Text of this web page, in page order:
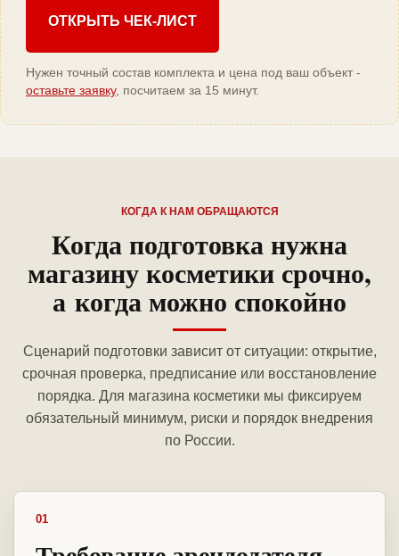
ОТКРЫТЬ ЧЕК-ЛИСТ
Нужен точный состав комплекта и цена под ваш объект -
оставьте заявку, посчитаем за 15 минут.
КОГДА К НАМ ОБРАЩАЮТСЯ
Когда подготовка нужна
магазину косметики срочно,
а когда можно спокойно
Сценарий подготовки зависит от ситуации: открытие,
срочная проверка, предписание или восстановление
порядка. Для магазина косметики мы фиксируем
обязательный минимум, риски и порядок внедрения
по России.
01